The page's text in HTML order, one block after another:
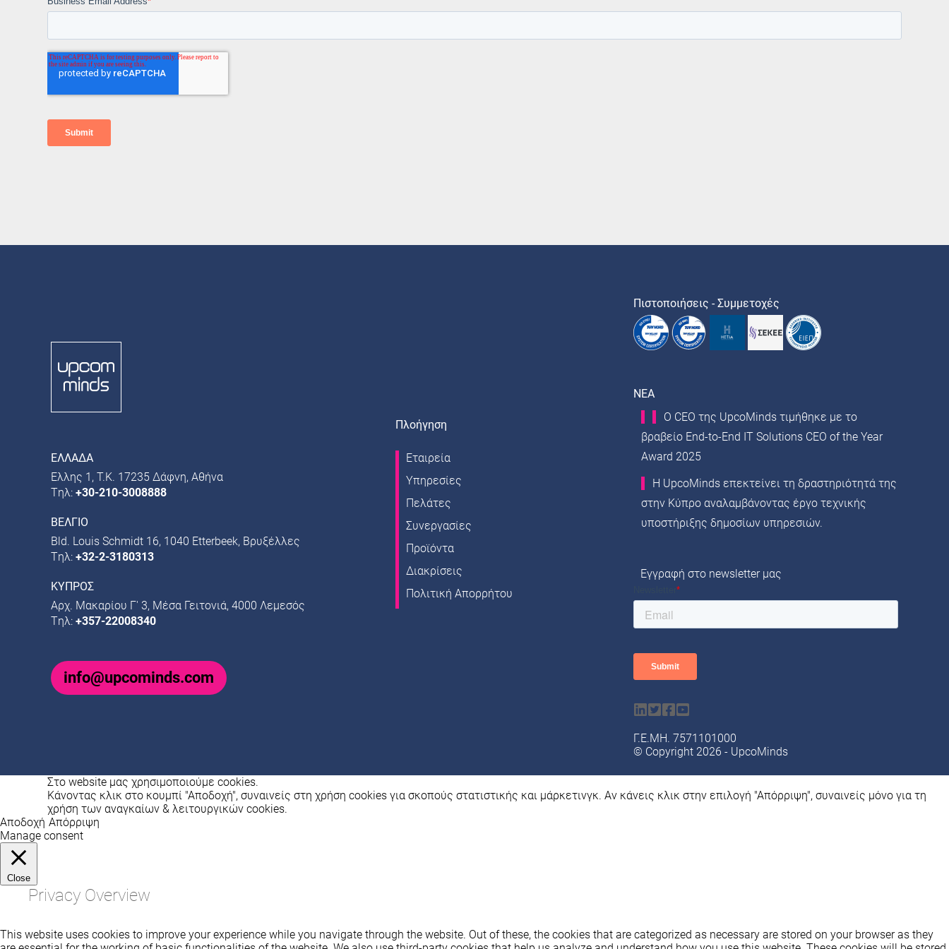
EΛΛΑΔΑ
Ελλης 1, Τ.Κ. 17235 Δάφνη, Αθήνα
Tηλ: +30-210-3008888
ΒΕΛΓΙΟ
Bld. Louis Schmidt 16, 1040 Etterbeek, Βρυξέλλες
Tηλ: +32-2-3180313
ΚΥΠΡΟΣ
Αρχ. Μακαρίου Γ' 3, Μέσα Γειτονιά, 4000 Λεμεσός
Tηλ: +357-22008340
info@upcominds.com
Πλοήγηση
Εταιρεία
Υπηρεσίες
Πελάτες
Συνεργασίες
Προϊόντα
Διακρίσεις
Πολιτική Aπορρήτου
Πιστοποιήσεις - Συμμετοχές
NEA
Ο CEO της UpcoMinds τιμήθηκε με το
βραβείο End-to-End IT Solutions CEO of the Year
Award 2025
Η UpcoMinds επεκτείνει τη δραστηριότητά της
στην Κύπρο αναλαμβάνοντας έργο τεχνικής
υποστήριξης δημοσίων υπηρεσιών.
Εγγραφή στο newsletter μας
Γ.E.MΗ. 7571101000
© Copyright 2026 - UpcoMinds
Στο website μας χρησιμοποιούμε cookies.
Κάνοντας κλικ στο κουμπί "Αποδοχή", συναινείς στη χρήση cookies για σκοπούς στατιστικής και μάρκετινγκ. Αν κάνεις κλικ στην επιλογή "Απόρριψη", συναινείς μόνο για τη
χρήση των αναγκαίων & λειτουργικών cookies.
Αποδοχή Απόρριψη
Manage consent
Close
Privacy Overview
This website uses cookies to improve your experience while you navigate through the website. Out of these, the cookies that are categorized as necessary are stored on your browser as they